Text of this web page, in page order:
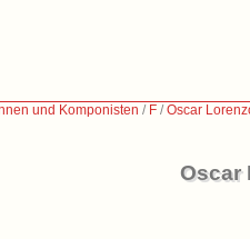
und Komponisten / F /Oscar
Oscar